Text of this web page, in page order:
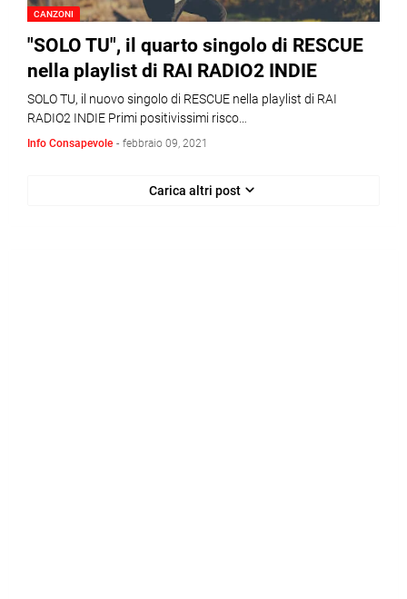
CANZONI
"SOLO TU", il quarto singolo di RESCUE
nella playlist di RAI RADIO2 INDIE
SOLO TU, il nuovo singolo di RESCUE nella playlist di RAI
RADIO2 INDIE Primi positivissimi risco…
Info Consapevole - febbraio 09, 2021
Carica altri post